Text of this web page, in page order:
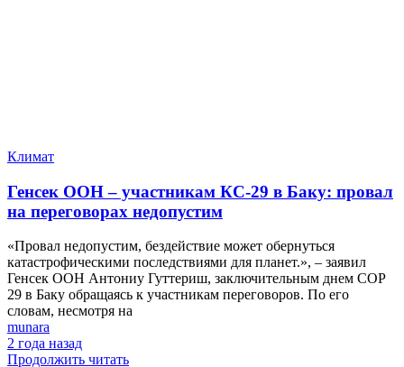
Климат
Генсек ООН – участникам КС-29 в Баку: провал
на переговорах недопустим
«Провал недопустим, бездействие может обернуться
катастрофическими последствиями для планет.», – заявил
Генсек ООН Антониу Гуттериш, заключительным днем СОР
29 в Баку обращаясь к участникам переговоров. По его
словам, несмотря на
munara
2 года назад
Продолжить читать